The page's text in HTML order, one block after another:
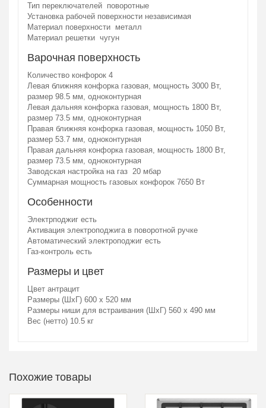
Тип переключателей поворотные
Установка рабочей поверхности независимая
Материал поверхности металл
Материал решетки чугун
Варочная поверхность
Количество конфорок 4
Левая ближняя конфорка газовая, мощность 3000 Вт,
размер 98.5 мм, одноконтурная
Левая дальняя конфорка газовая, мощность 1800 Вт,
размер 73.5 мм, одноконтурная
Правая ближняя конфорка газовая, мощность 1050 Вт,
размер 53.7 мм, одноконтурная
Правая дальняя конфорка газовая, мощность 1800 Вт,
размер 73.5 мм, одноконтурная
Заводская настройка на газ 20 мбар
Суммарная мощность газовых конфорок 7650 Вт
Особенности
Электрподжиг есть
Активация электроподжига в поворотной ручке
Автоматический электроподжиг есть
Газ-контроль есть
Размеры и цвет
Цвет антрацит
Размеры (ШхГ) 600 х 520 мм
Размеры ниши для встраивания (ШхГ) 560 х 490 мм
Вес (нетто) 10.5 кг
Похожие товары